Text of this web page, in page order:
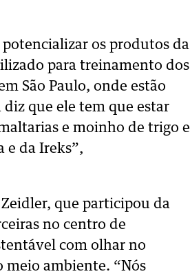
os produtos da
para treinamento dos
São Paulo, onde estão
diz que ele tem que estar
e moinho de trigo e
e da Ireks”,
que participou da
no centro de
com olhar no
meio ambiente. “Nós